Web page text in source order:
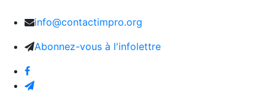
info@contactimpro.org
Abonnez-vous à l'infolettre